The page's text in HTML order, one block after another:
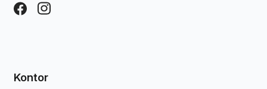
Kontor